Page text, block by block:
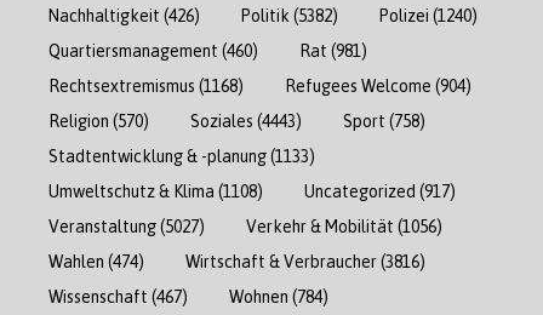
Nachhaltigkeit (426) Politik (5382) Polizei (1240)
Quartiersmanagement (460) Rat (981)
Rechtsextremismus (1168) Refugees Welcome (904)
Religion (570) Soziales (4443) Sport (758)
Stadtentwicklung & -planung(1133)
Umweltschutz & Klima (1108) Uncategorized (917)
Veranstaltung(5027) Verkehr & Mobilität (1056)
Wahlen (474) Wirtschaft & Verbraucher(3816)
Wissenschaft (467) Wohnen (784)